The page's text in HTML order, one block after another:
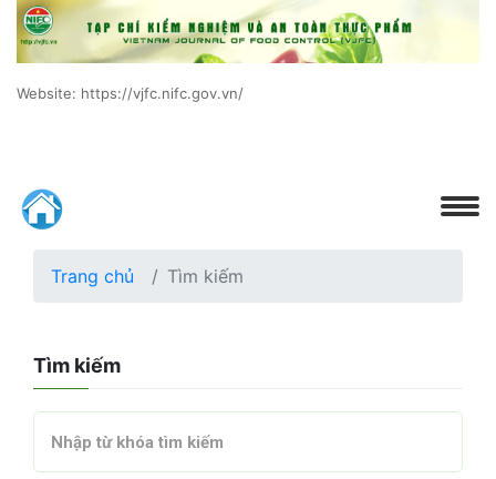
Website: https://vjfc.nifc.gov.vn/
Trang chủ Tìm kiếm
Tìm kiếm